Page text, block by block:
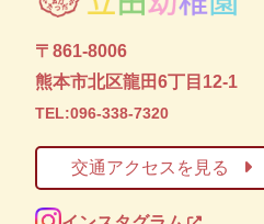
〒861-8006
熊本市北区龍田6丁目12-1
TEL:096-338-7320
交通アクセスを見る